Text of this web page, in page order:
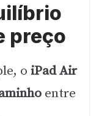
preço
o iPad Air
entre